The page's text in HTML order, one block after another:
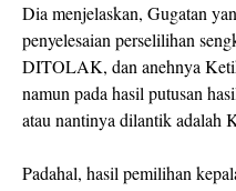
Dia menjelaskan, Gugatan
penyelesaian perselilihan
DITOLAK, dan anehnya
namun pada hasil putusan
atau nantinya dilantik adalah
Padahal, hasil pemilihan